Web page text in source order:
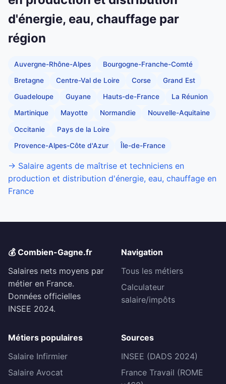
d'énergie, eau, chauffage par
région
Auvergne-Rhône-Alpes Bourgogne-Franche-Comté
Bretagne Centre-Val de Loire Corse Grand Est
Guadeloupe Guyane Hauts-de-France La Réunion
Martinique Mayotte Normandie Nouvelle-Aquitaine
Occitanie Pays de la Loire
Provence-Alpes-Côte d'Azur Île-de-France
→ Salaire agents de maîtrise et techniciens en
production et distribution d'énergie, eau, chauffage en
France
💰 Combien-Gagne.fr
Salaires nets moyens par
métier en France.
Données officielles
INSEE 2024.
Navigation
Tous les métiers
Calculateur
salaire/impôts
Métiers populaires
Salaire Infirmier
Salaire Avocat
Sources
INSEE (DADS 2024)
France Travail (ROME